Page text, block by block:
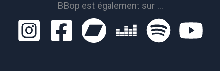
BBop est également sur ...